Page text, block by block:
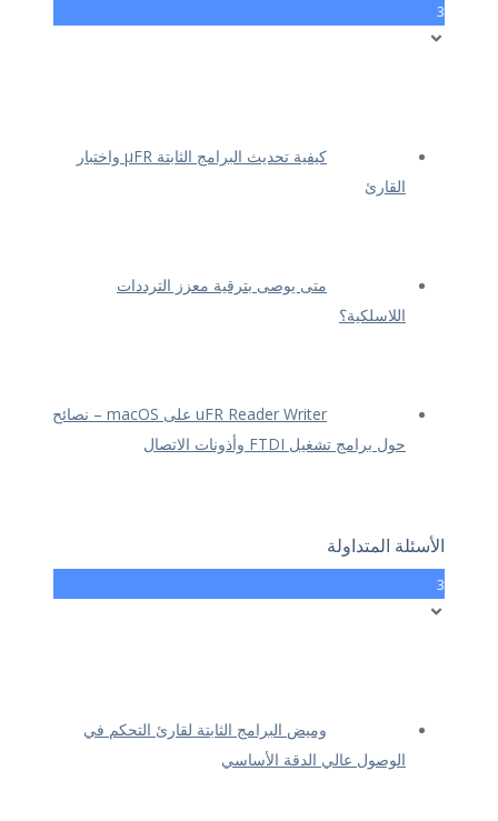
3
كيفية تحديث البرامج الثابتة μFR واختبار
القارئ
متى يوصى بترقية معزز الترددات
اللاسلكية؟
uFR Reader Writer على macOS – نصائح
حول برامج تشغيل FTDI وأذونات الاتصال
الأسئلة المتداولة
3
وميض البرامج الثابتة لقارئ التحكم في
الوصول عالي الدقة الأساسي